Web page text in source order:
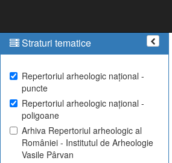
Straturi tematice
Repertoriul arheologic național -
puncte
Repertoriul arheologic național -
poligoane
Arhiva Repertoriul arheologic al
României - Institutul de Arheologie
Vasile Pârvan